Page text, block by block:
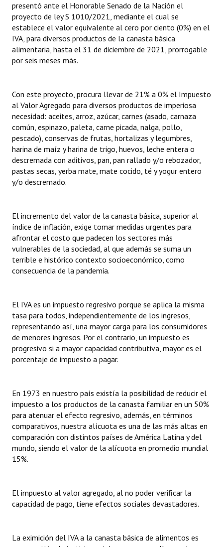
presentó ante el Honorable Senado de la Nación el
proyecto de ley S 1010/2021, mediante el cual se
establece el valor equivalente al cero por ciento (0%) en el
IVA, para diversos productos de la canasta básica
alimentaria, hasta el 31 de diciembre de 2021, prorrogable
por seis meses más.
Con este proyecto, procura llevar de 21% a 0% el Impuesto
al Valor Agregado para diversos productos de imperiosa
necesidad: aceites, arroz, azúcar, carnes (asado, carnaza
común, espinazo, paleta, carne picada, nalga, pollo,
pescado), conservas de frutas, hortalizas y legumbres,
harina de maíz y harina de trigo, huevos, leche entera o
descremada con aditivos, pan, pan rallado y/o rebozador,
pastas secas, yerba mate, mate cocido, té y yogur entero
y/o descremado.
El incremento del valor de la canasta básica, superior al
índice de inflación, exige tomar medidas urgentes para
afrontar el costo que padecen los sectores más
vulnerables de la sociedad, al que además se suma un
terrible e histórico contexto socioeconómico, como
consecuencia de la pandemia.
El IVA es un impuesto regresivo porque se aplica la misma
tasa para todos, independientemente de los ingresos,
representando así, una mayor carga para los consumidores
de menores ingresos. Por el contrario, un impuesto es
progresivo si a mayor capacidad contributiva, mayor es el
porcentaje de impuesto a pagar.
En 1973 en nuestro país existía la posibilidad de reducir el
impuesto a los productos de la canasta familiar en un 50%
para atenuar el efecto regresivo, además, en términos
comparativos, nuestra alícuota es una de las más altas en
comparación con distintos países de América Latina y del
mundo, siendo el valor de la alícuota en promedio mundial
15%.
El impuesto al valor agregado, al no poder verificar la
capacidad de pago, tiene efectos sociales devastadores.
La eximición del IVA a la canasta básica de alimentos es